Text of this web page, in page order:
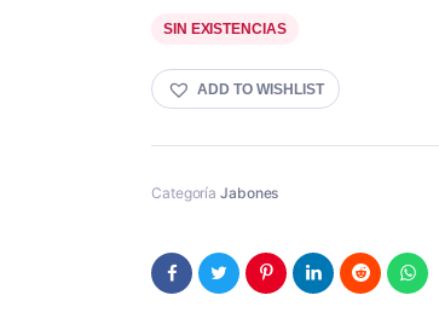
SIN EXISTENCIAS
ADD TO WISHLIST
Categoría Jabones